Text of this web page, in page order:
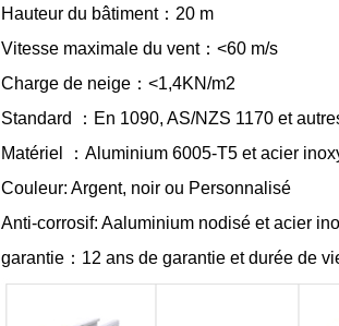
Hauteur du bâtiment： 20 m
Vitesse maximale du vent： <60 m/s
Charge de neige： <1,4KN/m2
Standard
： En 1090, AS/NZS 1170 et
Matériel
： Aluminium 6005-T5 et acier
Couleur: Argent, noir ou Personnalisé
Anti-corrosif: Aaluminium nodisé et acier
garantie： 12 ans de garantie et durée de